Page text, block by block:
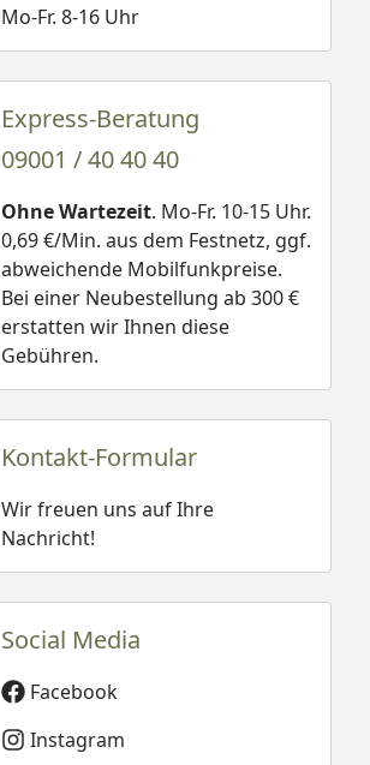
Mo-Fr. 8-16 Uhr
Express-Beratung
09001 / 40 40 40
Ohne Wartezeit. Mo-Fr. 10-15 Uhr.
0,69 €/Min. aus dem Festnetz, ggf.
abweichende Mobilfunkpreise.
Bei einer Neubestellung ab 300 €
erstatten wir Ihnen diese
Gebühren.
Kontakt-Formular
Wir freuen uns auf Ihre
Nachricht!
Social Media
Facebook
Instagram